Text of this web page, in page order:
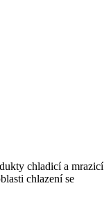
chladicí a mrazicí
chlazení se